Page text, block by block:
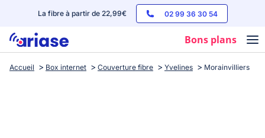
La fibre à partir de 22,99€ 02 99 36 30 54
Bons plans
Box internet
Accueil Box internet Couverture fibre Yvelines Morainvilliers